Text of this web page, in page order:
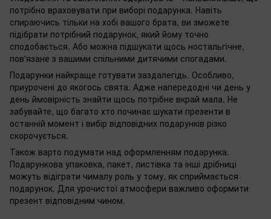
потрібно враховувати при виборі подарунка. Навіть
спираючись тільки на хобі вашого брата, ви зможете
підібрати потрібний подарунок, який йому точно
сподобається. Або можна підшукати щось ностальгічне,
пов'язане з вашими спільними дитячими спогадами.
Подарунки найкраще готувати заздалегідь. Особливо,
приурочені до якогось свята. Адже напередодні чи день у
день ймовірність знайти щось потрібне вкрай мала. Не
забувайте, що багато хто починає шукати презенти в
останній момент і вибір відповідних подарунків різко
скорочується.
Також варто подумати над оформленням подарунка.
Подарункова упаковка, пакет, листівка та інші дрібниці
можуть відіграти чималу роль у тому, як сприймається
подарунок. Для урочистої атмосфери важливо оформити
презент відповідним чином.